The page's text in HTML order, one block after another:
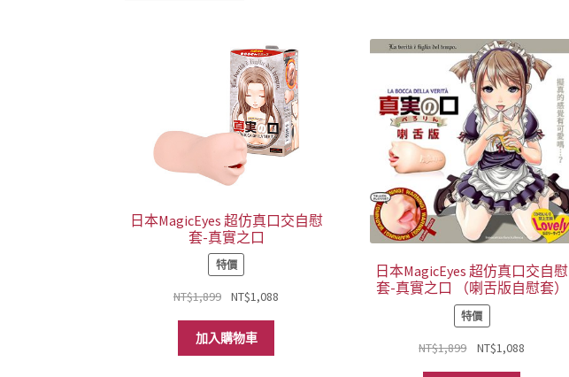
日本MagicEyes 超仿真口交自慰
套-真實之口
特價
NT$1,899
原
價
格：
NT$1,088
加入購物車
日本MagicEyes 超仿真口交自慰
套-真實之口 （喇舌版自慰套）
特價
NT$1,899
原NT$1,088